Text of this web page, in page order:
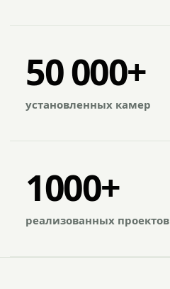
50 000+
установленных камер
1000+
реализованных проектов